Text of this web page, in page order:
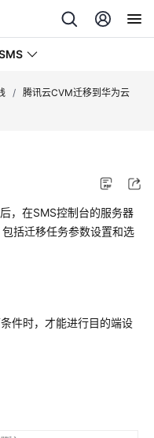
/ 腾讯云CVM迁移到华为云
，在SMS控制台的服务器
括迁移任务参数设置和选
件时，才能进行目的端设